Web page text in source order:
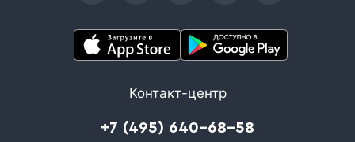
Контакт-центр
+7 (495) 640-68-58